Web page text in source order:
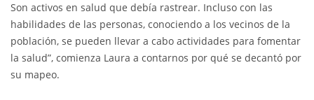
Son activos en salud que debía rastrear. Incluso con las
habilidades de las personas, conociendo a los vecinos de la
población, se pueden llevar a cabo actividades para fomentar
la salud”, comienza Laura a contarnos por qué se decantó por
su mapeo.